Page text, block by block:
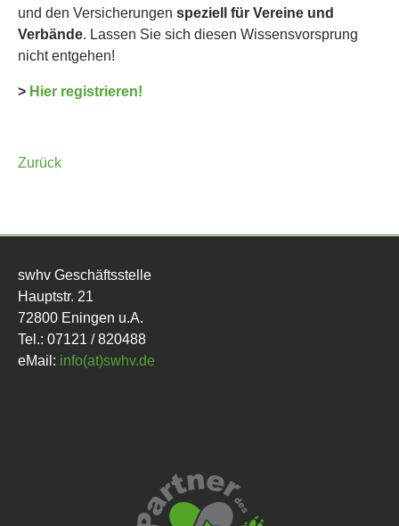
und den Versicherungen speziell für Vereine und
Verbände. Lassen Sie sich diesen Wissensvorsprung
nicht entgehen!
> Hier registrieren!
Zurück
swhv Geschäftsstelle
Hauptstr. 21
72800 Eningen u.A.
Tel.: 07121 / 820488
eMail: info(at)swhv.de